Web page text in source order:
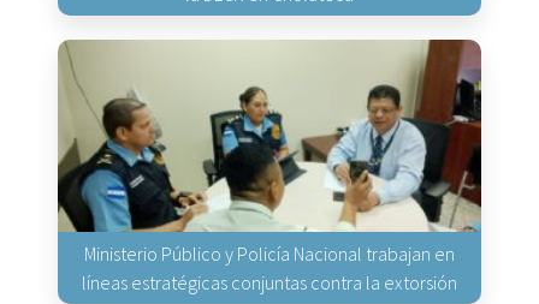
Ministerio Público y Policía Nacional trabajan en
líneas estratégicas conjuntas contra la extorsión